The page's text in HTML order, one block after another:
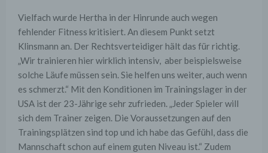
Vielfach wurde Hertha in der Hinrunde auch wegen
fehlender Fitness kritisiert. An diesem Punkt setzt
Klinsmann an. Der Rechtsverteidiger hält das für richtig.
„Wir trainieren hier wirklich intensiv, aber beispielsweise
solche Läufe müssen sein. Sie helfen uns weiter, auch wenn
es schmerzt.“ Mit den Konditionen im Trainingslager in der
USA ist der 23-Jährige sehr zufrieden. „Jeder Spieler will
sich dem Trainer zeigen. Die Voraussetzungen auf den
Trainingsplätzen sind top und ich habe das Gefühl, dass die
Mannschaft schon auf einem guten Niveau ist.“ Zudem